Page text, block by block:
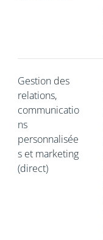
Gestion des
relations,
communicatio
ns
personnalisée
s et marketing
(direct)